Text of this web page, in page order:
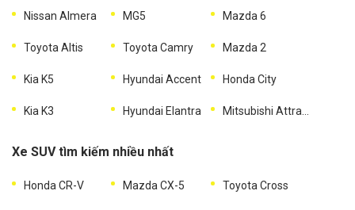
Nissan Almera MG5 Mazda 6
Toyota Altis Toyota Camry Mazda 2
Kia K5 Hyundai Accent Honda City
Kia K3 Hyundai Elantra
Xe SUV tìm kiếm nhiều nhất
Honda CR-V Mazda CX-5 Toyota Cross